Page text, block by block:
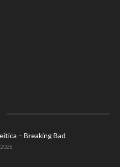
– Breaking Bad